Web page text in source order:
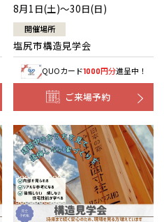
8月1日(土)～30日(日)
開催場所
塩尻市構造見学会
QUOカード1000円分進呈中！
ご来場予約